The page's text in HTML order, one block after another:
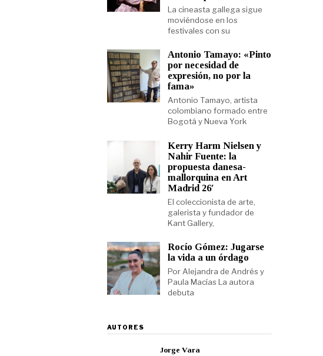
La cineasta gallega sigue
moviéndose en los
festivales con su
Antonio Tamayo: «Pinto
por necesidad de
expresión, no por la
fama»
Antonio Tamayo, artista
colombiano formado entre
Bogotá y Nueva York
Kerry Harm Nielsen y
Nahir Fuente: la
propuesta danesa-
mallorquina en Art
Madrid 26′
El coleccionista de arte,
galerista y fundador de
Kant Gallery,
Rocío Gómez: Jugarse
la vida a un órdago
Por Alejandra de Andrés y
Paula Macías La autora
debuta
AUTORES
Jorge Vara